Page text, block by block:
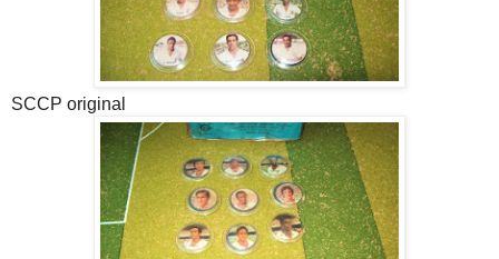
SCCP original